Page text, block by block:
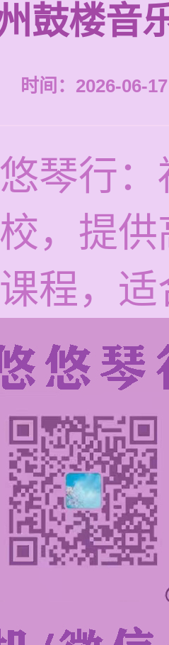
鼓楼音
时间：2026-06-
琴行
，提
程，